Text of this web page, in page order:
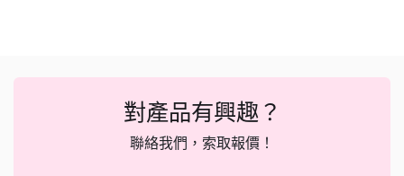
對產品有興趣？
聯絡我們，索取報價！